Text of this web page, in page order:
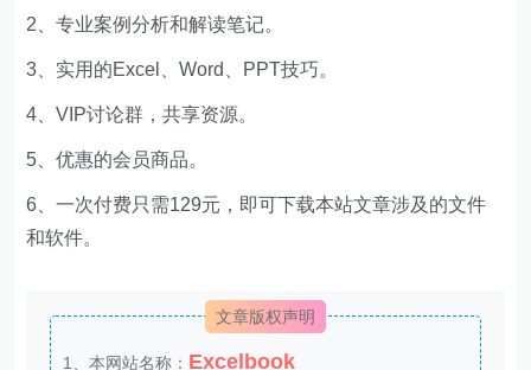
2、专业案例分析和解读笔记。
3、实用的Excel、Word、PPT技巧。
4、VIP讨论群，共享资源。
5、优惠的会员商品。
6、一次付费只需129元，即可下载本站文章涉及的文件
和软件。
文章版权声明
1、本网站名称： Excelbook